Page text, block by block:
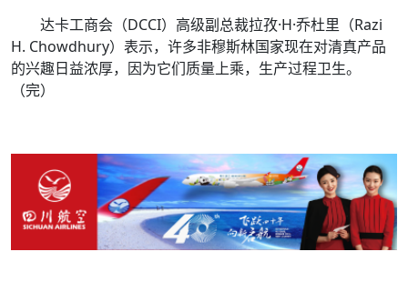
达卡工商会（DCCI）高级副总裁拉孜·H·乔杜里（Razi
H. Chowdhury）表示，许多非穆斯林国家现在对清真产品
的兴趣日益浓厚，因为它们质量上乘，生产过程卫生。
（完）